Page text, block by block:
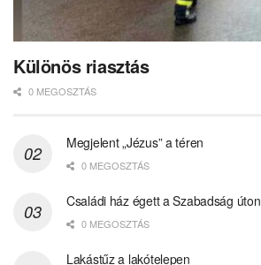
Különös riasztás
0 MEGOSZTÁS
Megjelent „Jézus” a téren
0 MEGOSZTÁS
Családi ház égett a Szabadság úton
0 MEGOSZTÁS
Lakástűz a lakótelepen